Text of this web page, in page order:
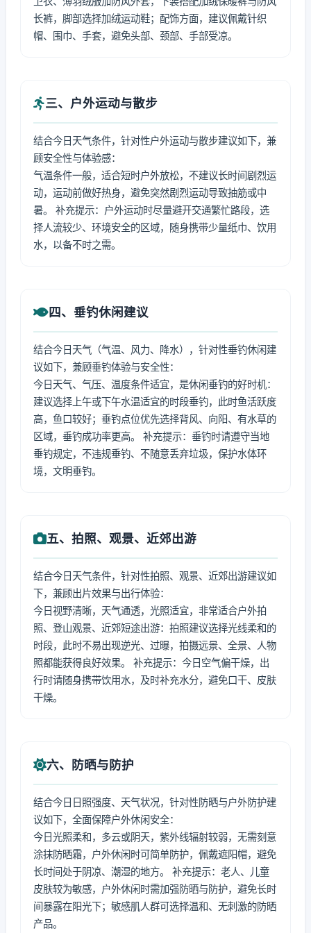
长裤，脚部选择加绒运动鞋；配饰方面，建议佩戴针织
帽、围巾、手套，避免头部、颈部、手部受凉。
三、户外运动与散步
结合今日天气条件，针对性户外运动与散步建议如下，兼
顾安全性与体验感：
气温条件一般，适合短时户外放松，不建议长时间剧烈运
动，运动前做好热身，避免突然剧烈运动导致抽筋或中
暑。 补充提示：户外运动时尽量避开交通繁忙路段，选
择人流较少、环境安全的区域，随身携带少量纸巾、饮用
水，以备不时之需。
四、垂钓休闲建议
结合今日天气（气温、风力、降水），针对性垂钓休闲建
议如下，兼顾垂钓体验与安全性：
今日天气、气压、温度条件适宜，是休闲垂钓的好时机：
建议选择上午或下午水温适宜的时段垂钓，此时鱼活跃度
高，鱼口较好；垂钓点位优先选择背风、向阳、有水草的
区域，垂钓成功率更高。 补充提示：垂钓时请遵守当地
垂钓规定，不违规垂钓、不随意丢弃垃圾，保护水体环
境，文明垂钓。
五、拍照、观景、近郊出游
结合今日天气条件，针对性拍照、观景、近郊出游建议如
下，兼顾出片效果与出行体验：
今日视野清晰，天气通透，光照适宜，非常适合户外拍
照、登山观景、近郊短途出游：拍照建议选择光线柔和的
时段，此时不易出现逆光、过曝，拍摄远景、全景、人物
照都能获得良好效果。 补充提示：今日空气偏干燥，出
行时请随身携带饮用水，及时补充水分，避免口干、皮肤
干燥。
六、防晒与防护
结合今日日照强度、天气状况，针对性防晒与户外防护建
议如下，全面保障户外休闲安全：
今日光照柔和，多云或阴天，紫外线辐射较弱，无需刻意
涂抹防晒霜，户外休闲时可简单防护，佩戴遮阳帽，避免
长时间处于阴凉、潮湿的地方。 补充提示：老人、儿童
皮肤较为敏感，户外休闲时需加强防晒与防护，避免长时
间暴露在阳光下；敏感肌人群可选择温和、无刺激的防晒
产品。